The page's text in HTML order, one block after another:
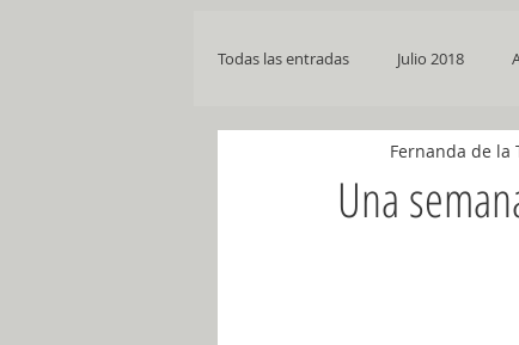
Todas las entradas Julio 2018
Abril 2018
Una
Fernanda de la